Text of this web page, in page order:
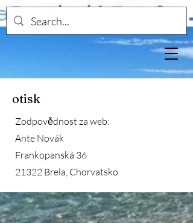
otisk
Zodpovědnost za web:
Ante Novák
Frankopanská 36
21322 Brela, Chorvatsko